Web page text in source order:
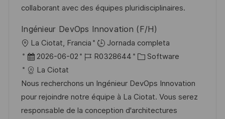
n p
b
l
i
c
a
c
i
l
o
í
collaborant avec des équipes pluridisciplinaires.
Ingénieur DevOps Innovation (F/H)
U
b
c
a
c
La Ciotat, Francia
Jornada completa
F
e
c
h
a
2026-06-02
I
d
e
e
R0328644
C
t
e
g
Software
La Ciotat
Nous recherchons un Ingénieur DevOps Innovation
pour rejoindre notre équipe à La Ciotat. Vous serez
responsable de la conception d'architectures